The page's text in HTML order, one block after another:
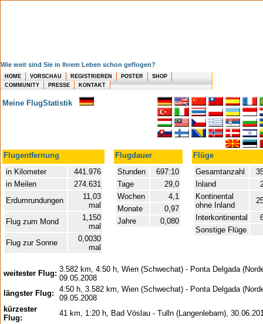
Wie weit sind Sie in Ihrem Leben schon geflogen?
HOME VORSCHAU REGISTRIEREN POSTER
SHOP
COMMUNITY
PRESSE KONTAKT
Meine FlugStatistik
Flugentfernung Flugdauer
Flüge
in Kilometer
441.976
in Meilen
274.631
Erdumrundungen
11,03
mal
Flug zum Mond
1,150
mal
Flug zur Sonne
0,0030
mal
Stunden
697:10
Tage
29,0
Wochen
4,1
Monate
0,97
Jahre
0,080
Gesamtanzahl
Inland
Kontinental
ohne Inland
Interkontinental
Sonstige Flüge
weitester Flug: 3.582 km, 4:50 h, Wien (Schwechat) - Ponta Delgada
09.05.2008
längster Flug:
4:50 h, 3.582 km, Wien (Schwechat) - Ponta Delgada
09.05.2008
kürzester
Flug:
41 km, 1:20 h, Bad Vöslau - Tulln (Langenlebarn),